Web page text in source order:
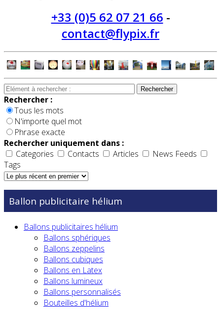
+33 (0)5 62 07 21 66 -
contact@flypix.fr
Rechercher
Rechercher :
Tous les mots
N'importe quel mot
Phrase exacte
Rechercher uniquement dans :
Categories
Contacts Articles
News Feeds
Tags
Ballon publicitaire hélium
Ballons publicitaires hélium
Ballons sphériques
Ballons zeppelins
Ballons cubiques
Ballons en Latex
Ballons lumineux
Ballons personnalisés
Bouteilles d'hélium